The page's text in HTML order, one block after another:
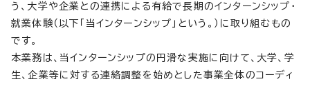
う、大学や企業との連携による有給で長期のインターンシップ・
就業体験（以下「当インターンシップ」という。）に取り組むもの
です。
本業務は、当インターンシップの円滑な実施に向けて、大学、学
生、企業等に対する連絡調整を始めとした事業全体のコーディ